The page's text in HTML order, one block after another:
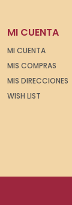
MI CUENTA
MI CUENTA
MIS COMPRAS
MIS DIRECCIONES
WISH LIST